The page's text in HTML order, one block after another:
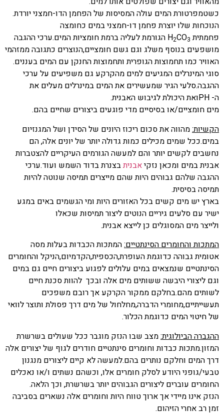
כשטמפרטורת המים עולה המסיסות של הפחמן הדו-חמצני יורדת.
הנוכחות שלו יוצרת פחמן דו-חמצני במים כחומצה
פחמתית
H2CO3
הגורמת לעליה ברמת חומציות המים.ערכי ההגבה
מושפעים בנוסף משלג וגם גשם חומציים,הנוצרים כתגובה ממזהמי
האוויר כמו תחמוצות הגופרית ותחמוצות החנקן עם המים בעננים.
סוגי המינרלים המגיעים למים מהקרקע גם משפיעים על ערכי
ההגבה.סלעי הגיר שמעשירים את המים במינרלים מעלים את
ה- PHואת היכולת לגיבוש האבנית.
מים חומציים/או בסיסיים מדי פוגעים ביצורים שחיים בהם.
הקשיות:מהווה את סכום ריכוז היונים של הסידן ושל המגנזיום
במים.ככל שמים מכילים כמות גדולה יותר של יונים אלה, הם
נחשבים לקשים יותר והם למעשה הגורמים העיקריים להצטברות
אבנית במים ומכאן נזקיאבניתבצנרת בדוד השמש ועוד.ערכי
ההגבה שלהם גבוהים היות שהם מייצרים תמיסה שנוטה להיות
תמיסה בסיסית.
בארץ יש מים קשים בכל האזורים היות ומי הגשמים באים במגע
ישיר עם סלעים גיריים הנוטים ליצור תמיסות שכאלו
ולייצר מים המסוגלים כן לייצא אבנית.
המתכות והחומרים הסינתטיים:המתכות הכבדות בעלות מסה
אטומית גבוהה כדוגמת העופרת,הכספית,הקדמיום,הניקל והחומרים
הסינתטיים שנמצאים במים עלולים לפגוע ביצורים חיים גם במים
וגם ליצורי היבשה ששותים מים אלה ובכך להוות סכנת חיים
לשותים מהם.בחלקם ממקור הקרקע אך רובם משפכים
תעשייתיים,מחומרי הדברה,מחלחול של מים דרך פסולת ותוצר לוואי
של חיטוי המים כדוגמת הכלור.
ההגברה הביולוגית:מצב שבו הנזק מוגבר ככל שעולים בשרשרת
המזון.מתכות כבדות וחומרים סינתטיים חודרים לגוף של יצורים אלה
דרך המים וחלקם נותרים בהם.למעשה לא קיים ליצורים מנגנון
טבעי/גופני היודע לסלק חומרים אלו, וכשהם נשתים ו/או נאכלים
החומרים עוברים ליצורים הגבוהים יותר בשרשרת, וכך הלאה.
הנזק אינו מיידי אך ארוך טווח היות וחומרים אלה נשארים בסביבה
זמן רב אחרי הזיהום.